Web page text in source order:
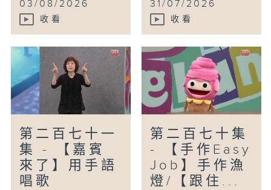
03/08/2026
收看
31/07/2026
收看
第二百七十一
集 - 【嘉賓
來了】用手語
唱歌
第二百七十集
- 【手作Easy
Job】手作漁
燈/【跟住...